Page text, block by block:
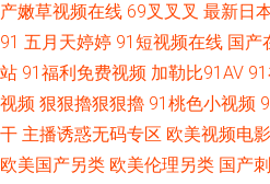
产嫩草视频在线 69叉叉叉 最新日
91 五月天婷婷 91短视频在线 国产
站 91福利免费视频 加勒比91AV
视频 狠狠擼狠狠擼 91桃色小视频
干 主播诱惑无码专区 欧美视频电影
欧美国产另类 欧美伦理另类 国产